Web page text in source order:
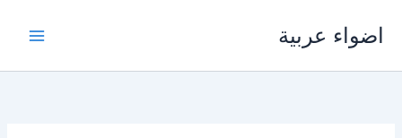
اضواء عربية